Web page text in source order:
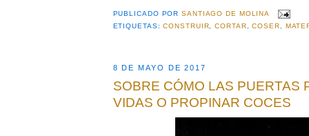
PUBLICADO PORSANTIAGO DE MOLINA
ETIQUETAS:CONSTRUIR,CORTAR,COSER,
8 DE MAYO DE 2017
SOBRE CÓMO LAS PUERTAS
VIDAS O PROPINAR COCES